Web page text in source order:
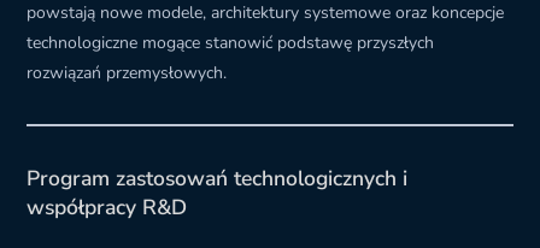
powstają nowe modele, architektury systemowe oraz koncepcje
technologiczne mogące stanowić podstawę przyszłych
rozwiązań przemysłowych.
Program zastosowań technologicznych i
współpracy R&D